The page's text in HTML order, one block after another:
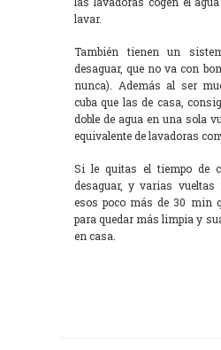
lavar.
También tienen un
desaguar, que no va con
nunca). Además al ser
cuba que las de casa,
doble de agua en una sola
equivalente de lavadoras
Si le quitas el tiempo de
desaguar, y varias vueltas
esos poco más de 30 min
para quedar más limpia y
en casa.